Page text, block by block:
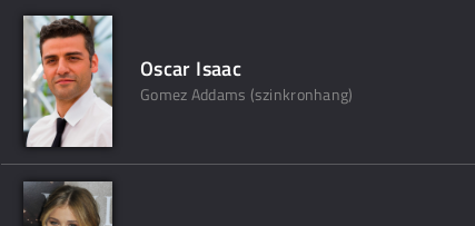
Oscar Isaac
Gomez Addams (szinkronhang)